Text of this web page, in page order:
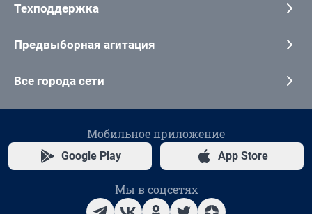
Техподдержка
Предвыборная агитация
Все города сети
Мобильное приложение
Google Play App Store
Мы в соцсетях